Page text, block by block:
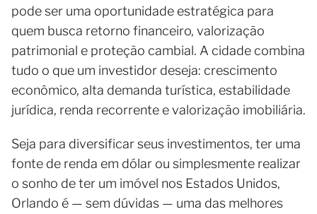
pode ser uma oportunidade estratégica para
quem busca retorno financeiro, valorização
patrimonial e proteção cambial. A cidade combina
tudo o que um investidor deseja: crescimento
econômico, alta demanda turística, estabilidade
jurídica, renda recorrente e valorização imobiliária.
Seja para diversificar seus investimentos, ter uma
fonte de renda em dólar ou simplesmente realizar
o sonho de ter um imóvel nos Estados Unidos,
Orlando é — sem dúvidas — uma das melhores